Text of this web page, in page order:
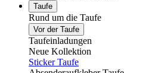
Taufe
Rund um die Taufe
Vor der Taufe
Taufeinladungen
Neue Kollektion
Sticker Taufe